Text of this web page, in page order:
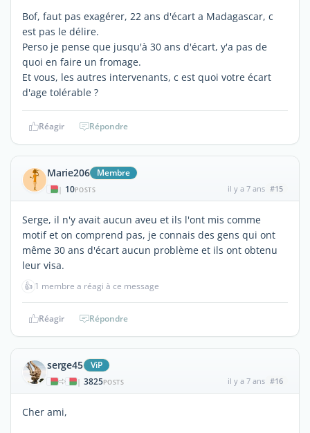
Bof, faut pas exagérer, 22 ans d'écart a Madagascar, c
est pas le délire.
Perso je pense que jusqu'à 30 ans d'écart, y'a pas de
quoi en faire un fromage.
Et vous, les autres intervenants, c est quoi votre écart
d'age tolérable ?
Réagir Répondre
Marie206 Membre
| 10POSTS il y a 7 ans #15
Serge, il n'y avait aucun aveu et ils l'ont mis comme
motif et on comprend pas, je connais des gens qui ont
même 30 ans d'écart aucun problème et ils ont obtenu
leur visa.
👍 1 membre a réagi à ce message
Réagir Répondre
serge45 ViP
| 3825POSTS il y a 7 ans #16
Cher ami,